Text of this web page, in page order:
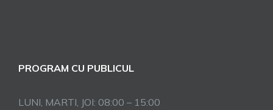
PROGRAM CU PUBLICUL
LUNI, MARTI, JOI: 08:00 – 15:00